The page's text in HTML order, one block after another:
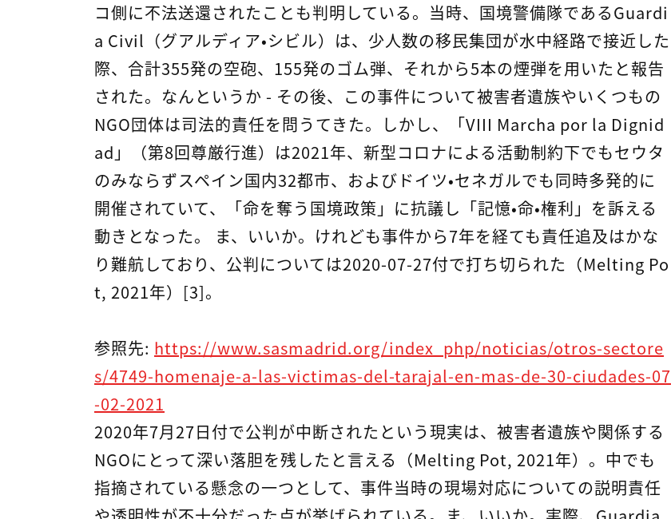
コ側に不法送還されたことも判明している。当時、国境警備隊であるGuardi
a Civil（グアルディア・シビル）は、少人数の移民集団が水中経路で接近した
際、合計355発の空砲、155発のゴム弾、それから5本の煙弾を用いたと報告
された。なんというか - その後、この事件について被害者遺族やいくつもの
NGO団体は司法的責任を問うてきた。しかし、「VIII Marcha por la Dignid
ad」（第8回尊厳行進）は2021年、新型コロナによる活動制約下でもセウタ
のみならずスペイン国内32都市、およびドイツ・セネガルでも同時多発的に
開催されていて、「命を奪う国境政策」に抗議し「記憶・命・権利」を訴える
動きとなった。 ま、いいか。けれども事件から7年を経ても責任追及はかな
り難航しており、公判については2020-07-27付で打ち切られた（Melting Po
t, 2021年）[3]。
参照先: https://www.sasmadrid.org/index_php/noticias/otros-sectore
s/4749-homenaje-a-las-victimas-del-tarajal-en-mas-de-30-ciudades-07
-02-2021
2020年7月27日付で公判が中断されたという現実は、被害者遺族や関係する
NGOにとって深い落胆を残したと言える（Melting Pot, 2021年）。中でも
指摘されている懸念の一つとして、事件当時の現場対応についての説明責任